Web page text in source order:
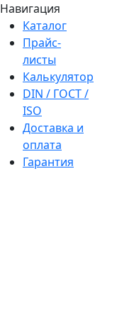
Навигация
Каталог
Прайс-
листы
Калькулятор
DIN / ГОСТ /
ISO
Доставка и
оплата
Гарантия